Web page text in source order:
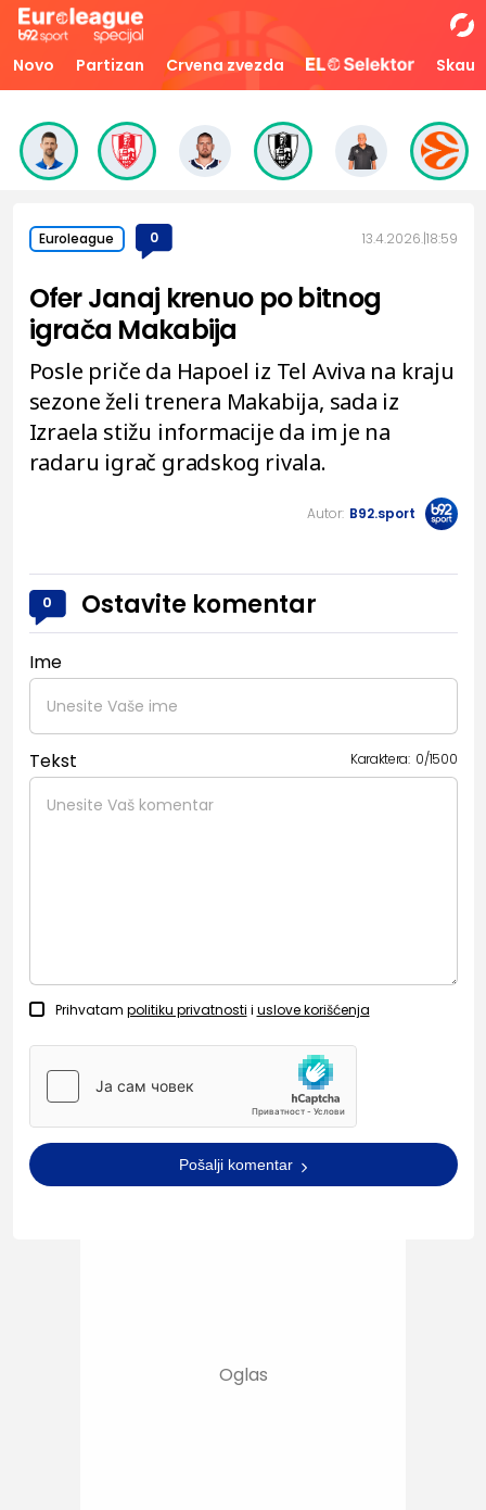
Novo Partizan Crvena zvezda Skaut
Euroleague 0 13.4.2026. 18:59
Ofer Janaj krenuo po bitnog
igrača Makabija
Posle priče da Hapoel iz Tel Aviva na kraju
sezone želi trenera Makabija, sada iz
Izraela stižu informacije da im je na
radaru igrač gradskog rivala.
Autor: B92.sport
0 Ostavite komentar
Ime
Tekst Karaktera: 0/1500
Prihvatam politiku privatnosti i uslove korišćenja
Pošalji komentar